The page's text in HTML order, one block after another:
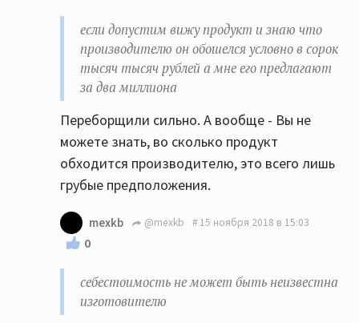
если допустим вижу продукт и знаю что
производителю он обошелся условно в сорок
тысяч тысяч рублей а мне его предлагают
за два миллиона
Переборщили сильно. А вообще - Вы не
можете знать, во сколько продукт
обходится производителю, это всего лишь
грубые предположения.
mexkb @mexkb 15 ноября 2018 в 15:03
0
себестоимость не может быть неизвестна
изготовителю